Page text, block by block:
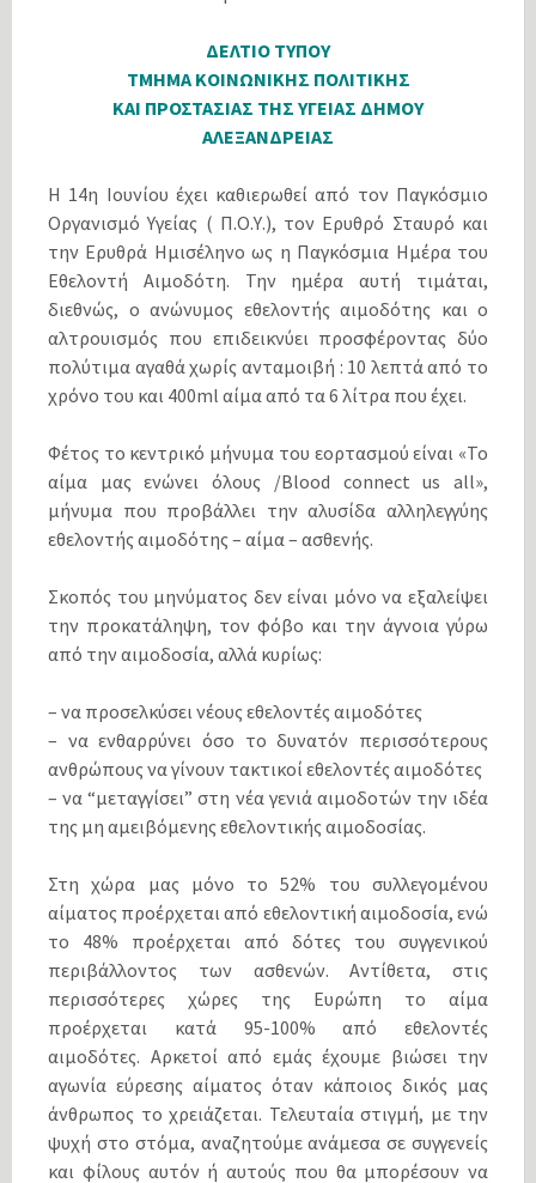
ΔΕΛΤΙΟ ΤΥΠΟΥ
ΤΜΗΜΑ ΚΟΙΝΩΝΙΚΗΣ ΠΟΛΙΤΙΚΗΣ
ΚΑΙ ΠΡΟΣΤΑΣΙΑΣ ΤΗΣ ΥΓΕΙΑΣ ΔΗΜΟΥ
ΑΛΕΞΑΝΔΡΕΙΑΣ
Η 14η Ιουνίου έχει καθιερωθεί από τον Παγκόσμιο
Οργανισμό Υγείας ( Π.Ο.Υ.), τον Ερυθρό Σταυρό και
την Ερυθρά Ημισέληνο ως η Παγκόσμια Ημέρα του
Εθελοντή Αιμοδότη. Την ημέρα αυτή τιμάται,
διεθνώς, ο ανώνυμος εθελοντής αιμοδότης και ο
αλτρουισμός που επιδεικνύει προσφέροντας δύο
πολύτιμα αγαθά χωρίς ανταμοιβή : 10 λεπτά από το
χρόνο του και 400ml αίμα από τα 6 λίτρα που έχει.
Φέτος το κεντρικό μήνυμα του εορτασμού είναι «Το
αίμα μας ενώνει όλους /Blood connect us all»,
μήνυμα που προβάλλει την αλυσίδα αλληλεγγύης
εθελοντής αιμοδότης – αίμα – ασθενής.
Σκοπός του μηνύματος δεν είναι μόνο να εξαλείψει
την προκατάληψη, τον φόβο και την άγνοια γύρω
από την αιμοδοσία, αλλά κυρίως:
– να προσελκύσει νέους εθελοντές αιμοδότες
– να ενθαρρύνει όσο το δυνατόν περισσότερους
ανθρώπους να γίνουν τακτικοί εθελοντές αιμοδότες
– να “μεταγγίσει” στη νέα γενιά αιμοδοτών την ιδέα
της μη αμειβόμενης εθελοντικής αιμοδοσίας.
Στη χώρα μας μόνο το 52% του συλλεγομένου
αίματος προέρχεται από εθελοντική αιμοδοσία, ενώ
το 48% προέρχεται από δότες του συγγενικού
περιβάλλοντος των ασθενών. Αντίθετα, στις
περισσότερες χώρες της Ευρώπη το αίμα
προέρχεται κατά 95-100% από εθελοντές
αιμοδότες. Αρκετοί από εμάς έχουμε βιώσει την
αγωνία εύρεσης αίματος όταν κάποιος δικός μας
άνθρωπος το χρειάζεται. Τελευταία στιγμή, με την
ψυχή στο στόμα, αναζητούμε ανάμεσα σε συγγενείς
και φίλους αυτόν ή αυτούς που θα μπορέσουν να